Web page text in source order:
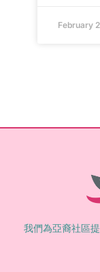
February
我們為亞裔社區